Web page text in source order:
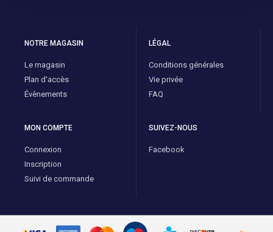
NOTRE MAGASIN
Le magasin
Plan d'accès
Évènements
LÉGAL
Conditions générales
Vie privée
FAQ
MON COMPTE
Connexion
Inscription
Suivi de commande
SUIVEZ-NOUS
Facebook